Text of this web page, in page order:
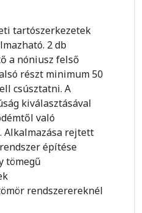
tartószerkezetek
2 db
a nóniusz felső
részt minimum 50
csúsztatni. A
kiválasztásával
való
Alkalmazása rejtett
építése
tömegű
rendszerereknél